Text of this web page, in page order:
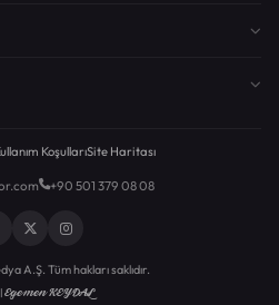
KoşullarıSite Haritası
+90 501 379 08 08
A.Ş. Tüm hakları saklıdır.
Egemen KEYDAL